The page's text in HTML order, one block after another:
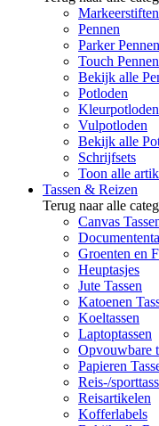
Markeerstiften
Pennen
Parker Pennen
Touch Pennen
Bekijk alle
Potloden
Kleurpotloden
Vulpotloden
Bekijk alle
Schrijfsets
Toon alle
Tassen & Reizen
Terug naar alle
Canvas
Groenten en
Heuptasjes
Jute Tassen
Katoenen
Koeltassen
Laptoptassen
Opvouwbare
Papieren
Reis-/
Reisartikelen
Kofferlabels